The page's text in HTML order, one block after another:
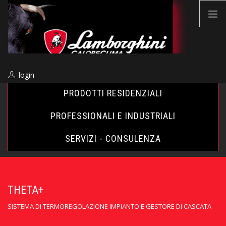
login
IT
AZIENDA
VENDITA & ASSISTENZA
PRODOTTI RESIDENZIALI
PROFESSIONALI E INDUSTRIALI
SERVIZI - CONSULENZA
THETA+
SISTEMA DI TERMOREGOLAZIONE IMPIANTO E GESTORE DI CASCATA